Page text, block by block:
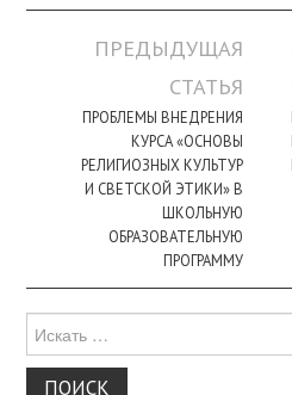
Навигация
записи
ПРЕДЫДУЩАЯ
СТАТЬЯ
ПРОБЛЕМЫ ВНЕДРЕНИЯ
КУРСА «ОСНОВЫ
РЕЛИГИОЗНЫХ КУЛЬТУР
И СВЕТСКОЙ ЭТИКИ» В
ШКОЛЬНУЮ
ОБРАЗОВАТЕЛЬНУЮ
ПРОГРАММУ
для: